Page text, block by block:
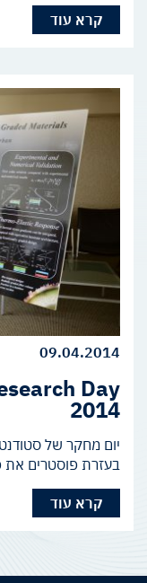
קרא עוד
09.04.2014
Day
2014
יום מחקר של
בעזרת פוסטרים את
קרא עוד